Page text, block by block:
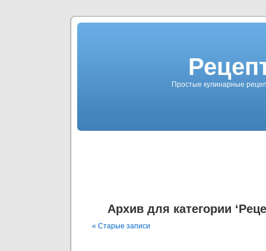
Простые кулинарные
Архив для категории
« Старые записи